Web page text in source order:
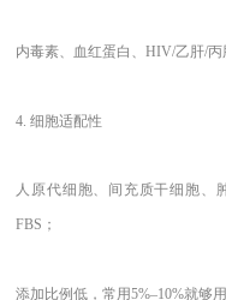
内毒素、血红蛋白、HIV/乙肝/丙
4. 细胞适配性
人原代细胞、间充质干细胞、
FBS；
添加比例低，常用5%–10%就够